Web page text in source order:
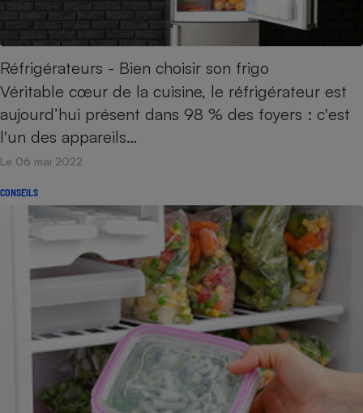
Réfrigérateurs - Bien choisir son frigo
Véritable cœur de la cuisine, le réfrigérateur est
aujourd’hui présent dans 98 % des foyers : c'est
l'un des appareils…
Le 06 mai 2022
CONSEILS